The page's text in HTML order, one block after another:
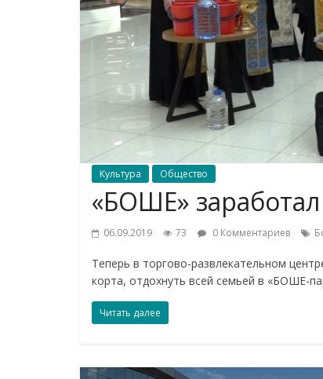
Культура Общество
«БОШЕ»
06.09.2019 73 0 Комментариев
Теперь в торгово-развлекательном
корта, отдохнуть всей семьей в «БОШЕ-
Читать далее